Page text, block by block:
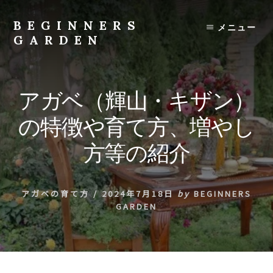
content
BEGINNERS
GARDEN
の
種
類
や
育
て
方
の
紹
介
を
行
メニュー
アガベ（輝山・キザン）
の特徴や育て方、増やし
方等の紹介
アガベの育て方/ 2024年7月18日 by BEGINNERS
GARDEN